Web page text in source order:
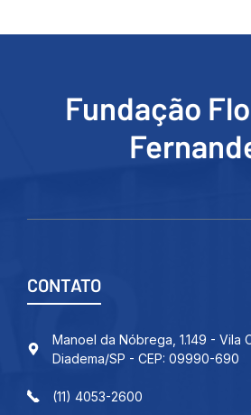
Fundação
CONTATO
Manoel da Nóbrega, 1.149 - Vila
Diadema/SP - CEP: 09990-690
(11) 4053-2600